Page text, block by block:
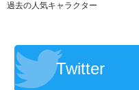
過去の人気キャラクター
Twitter